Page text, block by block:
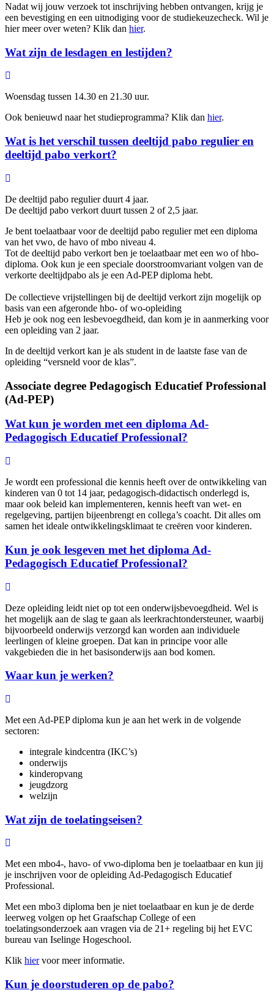
Nadat wij jouw verzoek tot inschrijving hebben ontvangen, krijg je
een bevestiging en een uitnodiging voor de studiekeuzecheck. Wil je
hier meer over weten? Klik dan hier.
Wat zijn de lesdagen en lestijden?
Woensdag tussen 14.30 en 21.30 uur.
Ook benieuwd naar het studieprogramma? Klik dan hier.
Wat is het verschil tussen deeltijd pabo regulier en
deeltijd pabo verkort?
De deeltijd pabo regulier duurt 4 jaar.
De deeltijd pabo verkort duurt tussen 2 of 2,5 jaar.
Je bent toelaatbaar voor de deeltijd pabo regulier met een diploma
van het vwo, de havo of mbo niveau 4.
Tot de deeltijd pabo verkort ben je toelaatbaar met een wo of hbo-
diploma. Ook kun je een speciale doorstroomvariant volgen van de
verkorte deeltijdpabo als je een Ad-PEP diploma hebt.
De collectieve vrijstellingen bij de deeltijd verkort zijn mogelijk op
basis van een afgeronde hbo- of wo-opleiding
Heb je ook nog een lesbevoegdheid, dan kom je in aanmerking voor
een opleiding van 2 jaar.
In de deeltijd verkort kan je als student in de laatste fase van de
opleiding “versneld voor de klas”.
Associate degree Pedagogisch Educatief Professional
(Ad-PEP)
Wat kun je worden met een diploma Ad-
Pedagogisch Educatief Professional?
Je wordt een professional die kennis heeft over de ontwikkeling van
kinderen van 0 tot 14 jaar, pedagogisch-didactisch onderlegd is,
maar ook beleid kan implementeren, kennis heeft van wet- en
regelgeving, partijen bijeenbrengt en collega’s coacht. Dit alles om
samen het ideale ontwikkelingsklimaat te creëren voor kinderen.
Kun je ook lesgeven met het diploma Ad-
Pedagogisch Educatief Professional?
Deze opleiding leidt niet op tot een onderwijsbevoegdheid. Wel is
het mogelijk aan de slag te gaan als leerkrachtondersteuner, waarbij
bijvoorbeeld onderwijs verzorgd kan worden aan individuele
leerlingen of kleine groepen. Dat kan in principe voor alle
vakgebieden die in het basisonderwijs aan bod komen.
Waar kun je werken?
Met een Ad-PEP diploma kun je aan het werk in de volgende
sectoren:
integrale kindcentra (IKC’s)
onderwijs
kinderopvang
jeugdzorg
welzijn
Wat zijn de toelatingseisen?
Met een mbo4-, havo- of vwo-diploma ben je toelaatbaar en kun jij
je inschrijven voor de opleiding Ad-Pedagogisch Educatief
Professional.
Met een mbo3 diploma ben je niet toelaatbaar en kun je de derde
leerweg volgen op het Graafschap College of een
toelatingsonderzoek aan vragen via de 21+ regeling bij het EVC
bureau van Iselinge Hogeschool.
Klik hiervoor meer informatie.
Kun je doorstuderen op de pabo?